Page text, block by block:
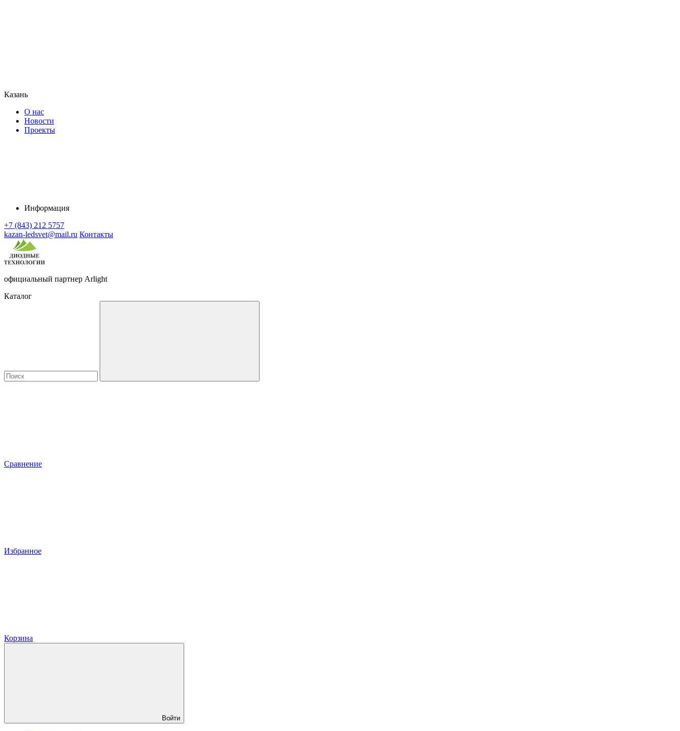
Казань
О нас
Новости
Проекты
Информация
+7 (843) 212 5757
kazan-ledsvet@mail.ru Контакты
официальный партнер Arlight
Каталог
Сравнение
Избранное
Корзина
Войти